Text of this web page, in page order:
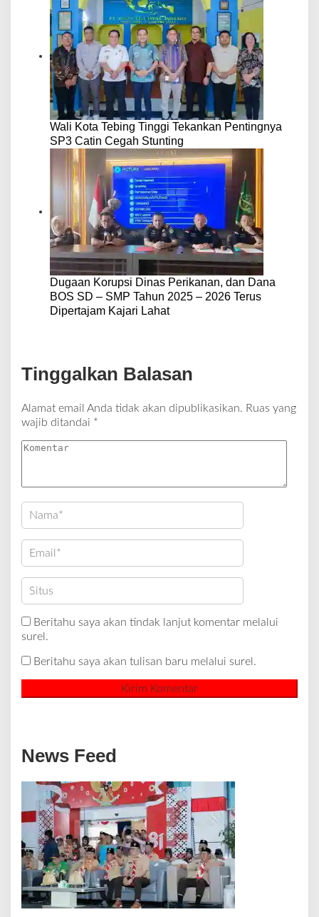
Wali Kota Tebing Tinggi Tekankan Pentingnya
SP3 Catin Cegah Stunting
Dugaan Korupsi Dinas Perikanan, dan Dana
BOS SD – SMP Tahun 2025 – 2026 Terus
Dipertajam Kajari Lahat
Tinggalkan Balasan
Alamat email Anda tidak akan dipublikasikan. Ruas yang
wajib ditandai *
Beritahu saya akan tindak lanjut komentar melalui
surel.
Beritahu saya akan tulisan baru melalui surel.
News Feed